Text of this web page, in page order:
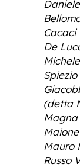
Cacaci
De
(detta
Magna
Mauro
Russo